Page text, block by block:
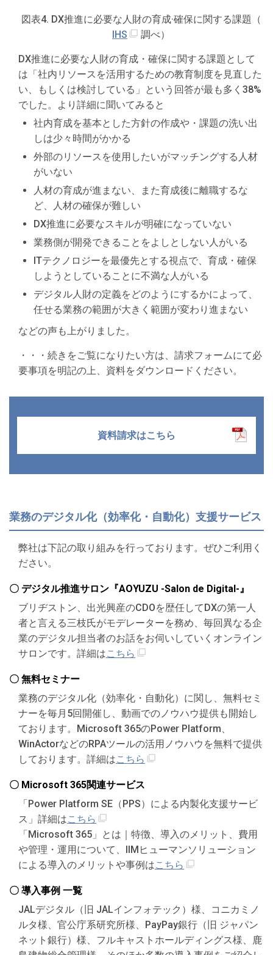
図表4. DX推進に必要な人財の育成·確保に関する課題（
IHS
調べ）
DX推進に必要な人財の育成・確保に関する課題として
は「社内リソースを活用するための教育制度を見直した
い、もしくは検討している」という回答が最も多く38%
でした。より詳細に聞いてみると
社内育成を基本とした方針の作成や・課題の洗い出
しは少々時間がかかる
外部のリソースを使用したいがマッチングする人材
がいない
人材の育成が進まない、また育成後に離職するな
ど、人材の確保が難しい
DX推進に必要なスキルが明確になっていない
業務側が開発できることをよしとしない人がいる
ITテクノロジーを最優先とする視点で、育成・確保
しようとしていることに不満な人がいる
デジタル人財の定義をどのようにするかによって、
任せる業務の範囲が大きく範囲が変わり進まない
などの声も上がりました。
・・・続きをご覧になりたい方は、請求フォームにて必
要事項を明記の上、資料をダウンロードください。
資料請求はこちら
業務のデジタル化（効率化・自動化）支援サービス
弊社は下記の取り組みを行っております。ぜひご利用く
ださい。
〇 デジタル推進サロン『AOYUZU -Salon de Digital-』
ブリヂストン、出光興産のCDOを歴任してDXの第一人
者と言える三枝氏がモデレーターを務め、毎回異なる企
業のデジタル担当者のお話をお伺いしていくオンライン
サロンです。詳細はこちら
〇 無料セミナー
業務のデジタル化（効率化・自動化）に関し、無料セミ
ナーを毎月5回開催し、動画でのノウハウ提供も開始し
ております。Microsoft 365のPower Platform、
WinActorなどのRPAツールの活用ノウハウを無料で提供
しております。詳細はこちら
〇 Microsoft 365関連サービス
「Power Platform SE（PPS）による内製化支援サービ
ス」詳細はこちら
「Microsoft 365」とは｜特徴、導入のメリット、費用
や管理・運用について、IIMヒューマンソリューション
による導入のメリットや事例はこちら
〇 導入事例 一覧
JALデジタル（旧 JALインフォテック）様、コニカミノ
ルタ様、官公庁系研究所様、PayPay銀行（旧 ジャパン
ネット銀行）様、フルキャストホールディングス様、鹿